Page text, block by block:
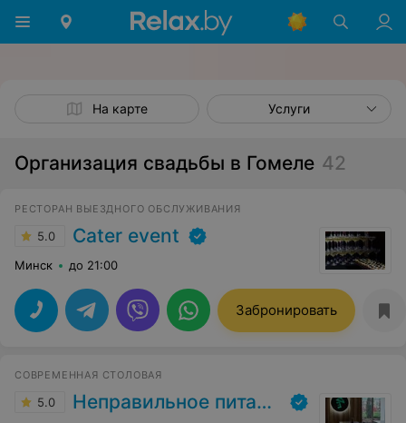
На карте Услуги
Организация свадьбы в Гомеле 42
РЕСТОРАН ВЫЕЗДНОГО ОБСЛУЖИВАНИЯ
5.0 Cater event
Минск до 21:00
Забронировать
СОВРЕМЕННАЯ СТОЛОВАЯ
5.0 Неправильное питание